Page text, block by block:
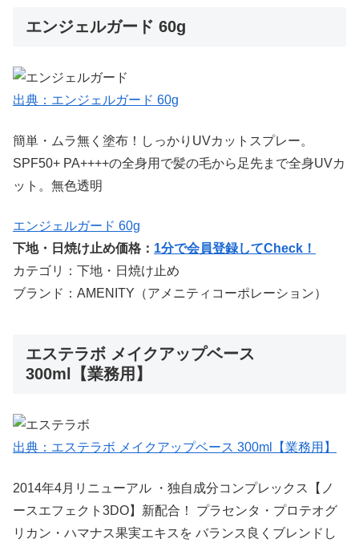
エンジェルガード 60g
出典：エンジェルガード 60g
簡単・ムラ無く塗布！しっかりUVカットスプレー。
SPF50+ PA++++の全身用で髪の毛から足先まで全身UVカ
ット。無色透明
エンジェルガード 60g
下地・日焼け止め価格： 1分で会員登録してCheck！
カテゴリ：下地・日焼け止め
ブランド：AMENITY（アメニティコーポレーション）
エステラボ メイクアップベース
300ml【業務用】
出典：エステラボ メイクアップベース 300ml【業務用】
2014年4月リニューアル ・独自成分コンプレックス【ノ
ースエフェクト3DO】新配合！ プラセンタ・プロテオグ
リカン・ハマナス果実エキスを バランス良くブレンドし